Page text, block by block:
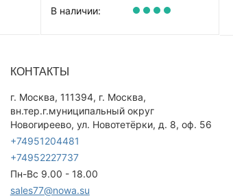
В наличии:
КОНТАКТЫ
г. Москва, 111394, г. Москва,
вн.тер.г.муниципальный округ
Новогиреево, ул. Новотетёрки, д. 8, оф. 56
+74951204481
+74952227737
Пн-Вс 9.00 - 18.00
sales77@nowa.su